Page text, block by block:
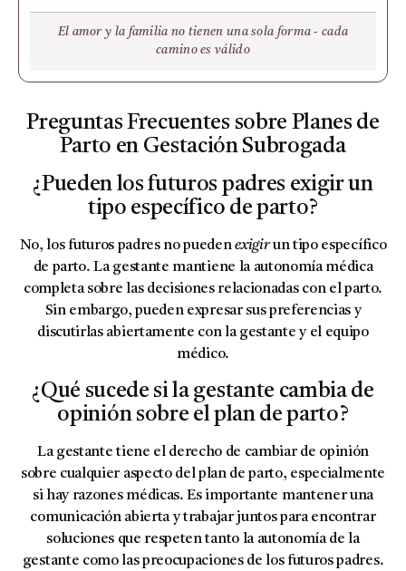
El amor y la familia no tienen una sola forma - cada
camino es válido
Preguntas Frecuentes sobre Planes de
Parto en Gestación Subrogada
¿Pueden los futuros padres exigir un
tipo específico de parto?
No, los futuros padres no puedenexigirun tipo específico
de parto. La gestante mantiene la autonomía médica
completa sobre las decisiones relacionadas con el parto.
Sin embargo, pueden expresar sus preferencias y
discutirlas abiertamente con la gestante y el equipo
médico.
¿Qué sucede si la gestante cambia de
opinión sobre el plan de parto?
La gestante tiene el derecho de cambiar de opinión
sobre cualquier aspecto del plan de parto, especialmente
si hay razones médicas. Es importante mantener una
comunicación abierta y trabajar juntos para encontrar
soluciones que respeten tanto la autonomía de la
gestante como las preocupaciones de los futuros padres.